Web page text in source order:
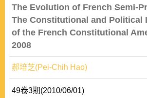
The Evolution of French Semi-
The Constitutional and Political
of the French Constitutional
2008
郝培芝(Pei-Chih Hao)
49卷3期(2010/06/01)